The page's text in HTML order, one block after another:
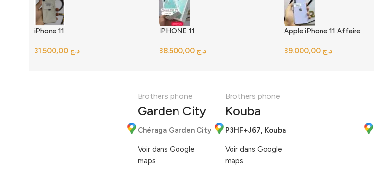
iPhone 11
د.ج
IPHONE 11
د.ج
Apple iPhone 11 Affaire
د.ج
Brothers phone
Garden City
Chéraga Garden City
Voir dans Google
maps
Brothers phone
Kouba
P3HF+J67, Kouba
Voir dans Google
maps